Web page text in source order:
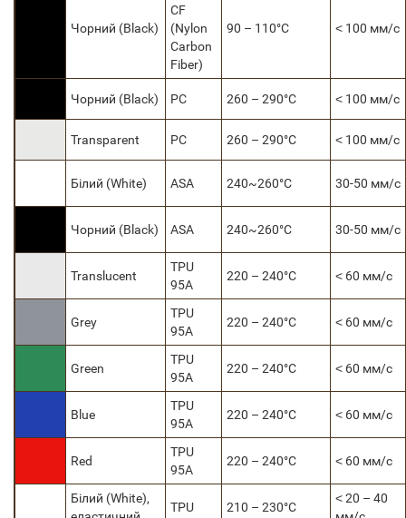
Чорний (Black)
CF
(Nylon
Carbon
Fiber)
90 – 110°C ˂ 100 мм/с
Чорний (Black) PC 260 – 290°C ˂ 100 мм/с
Transparent PC 260 – 290°C ˂ 100 мм/с
Білий (White) ASA 240~260°C 30-50 мм/с
Чорний (Black) ASA 240~260°C 30-50 мм/с
Translucent
TPU
95A
220 – 240°C ˂ 60 мм/с
Grey
TPU
95A
220 – 240°C ˂ 60 мм/с
Green
TPU
95A
220 – 240°C ˂ 60 мм/с
Blue
TPU
95A
220 – 240°C ˂ 60 мм/с
Red
TPU
95A
220 – 240°C ˂ 60 мм/с
Білий (White),
TPU 210 – 230°C
˂ 20 – 40